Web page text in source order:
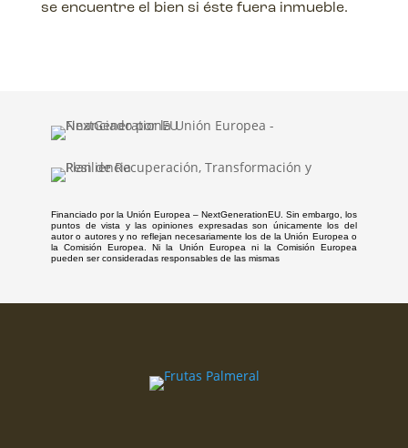
se encuentre el bien si éste fuera inmueble.
Financiado por la Unión Europea – NextGenerationEU. Sin embargo, los
puntos de vista y las opiniones expresadas son únicamente los del
autor o autores y no reflejan necesariamente los de la Unión Europea o
la Comisión Europea. Ni la Unión Europea ni la Comisión Europea
pueden ser consideradas responsables de las mismas